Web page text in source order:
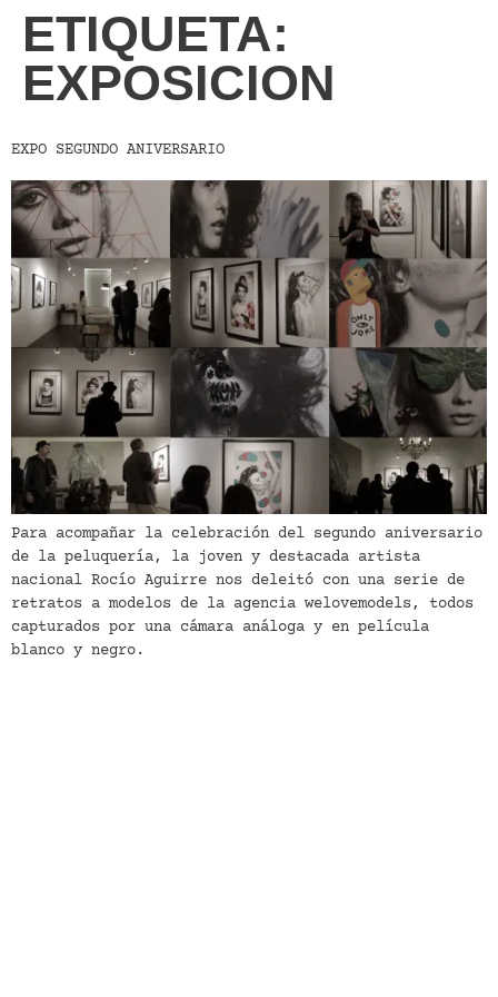
ETIQUETA:
EXPOSICION
EXPO SEGUNDO ANIVERSARIO
Para acompañar la celebración del segundo aniversario
de la peluquería, la joven y destacada artista
nacional Rocío Aguirre nos deleitó con una serie de
retratos a modelos de la agencia welovemodels, todos
capturados por una cámara análoga y en película
blanco y negro.